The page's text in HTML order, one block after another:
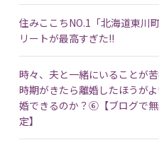
住みここちNO.1「北海道東川
リートが最高すぎた!!
時々、夫と一緒にいることが苦
時期がきたら離婚したほうが
婚できるのか？⑥【ブログで
定】